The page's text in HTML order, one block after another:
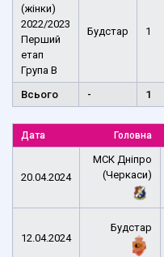
(жінки)
2022/2023
Перший
етап
Група B
Будстар 1
Всього - 1
Дата Головна
20.04.2024
МСК Дніпро
(Черкаси)
12.04.2024
Будстар